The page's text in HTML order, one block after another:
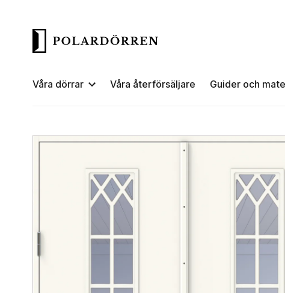
Våra dörrar Våra återförsäljare Guider och